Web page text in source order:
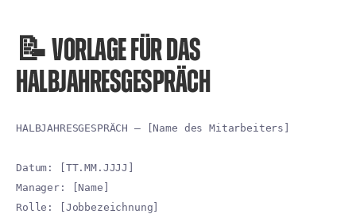
📝 VORLAGE FÜR DAS
HALBJAHRESGESPRÄCH
HALBJAHRESGESPRÄCH – [Name des Mitarbeiters]
Datum: [TT.MM.JJJJ]
Manager: [Name]
Rolle: [Jobbezeichnung]